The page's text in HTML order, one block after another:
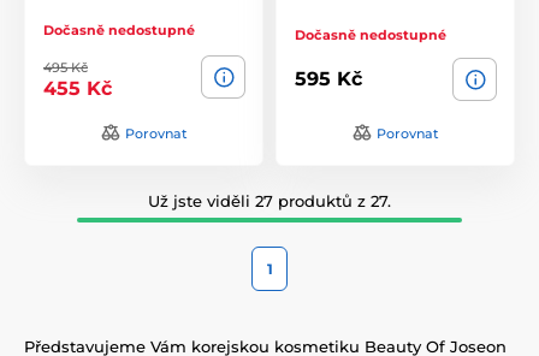
Dočasně nedostupné
495 Kč
455 Kč
Porovnat
Dočasně nedostupné
595 Kč
Porovnat
Už jste viděli 27 produktů z 27.
1
Představujeme Vám korejskou kosmetiku Beauty Of Joseon